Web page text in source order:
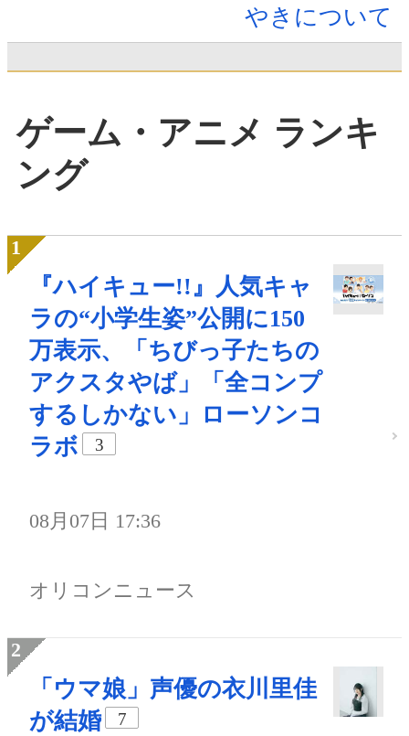
やきについて
ゲーム・アニメ ランキ
ング
『ハイキュー!!』人気キャ
ラの“小学生姿”公開に150
万表示、「ちびっ子たちの
アクスタやば」「全コンプ
するしかない」ローソンコ
ラボ
3
08月07日 17:36
オリコンニュース
「ウマ娘」声優の衣川里佳
が結婚
7